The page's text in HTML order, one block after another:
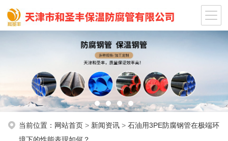
当前位置： 网站首页 > 新闻资讯 > 石油用3PE防腐钢管在极端环